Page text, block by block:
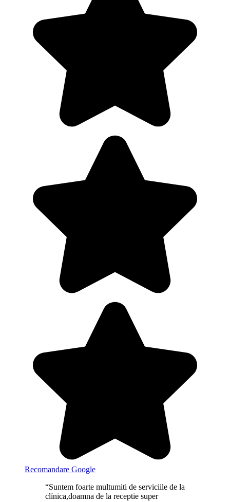
Recomandare Google
“Suntem foarte multumiti de serviciile de la
clínica,doamna de la receptie super